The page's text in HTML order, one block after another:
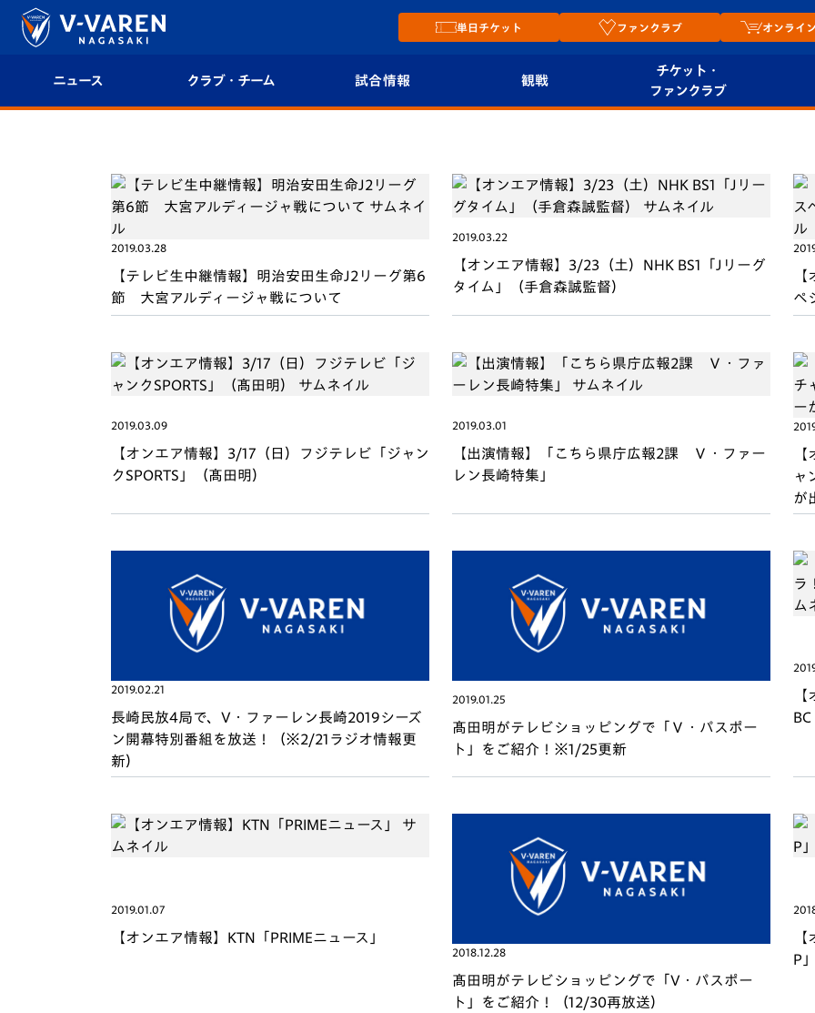
単日チケット ファンクラブ オンライ
ニュース クラブ・チーム
フィロソフィー
エンブレム紹介
選手プロフィール
スタッフプロフィール
チームスケジュール
平和祈念活動
試合情報
試合情報
U-21 Jリーグ関連
フォトギャラリー
スタジアムグルメ
観戦
はじめての観戦ガイ
ド
Revive Team
スタジアムへのアク
ヴィヴィくんの長崎
おもてなしガイド
V-EXPRESS（ユニフ
チケット・
ファンクラブ
シーズンシート
V-LOVERS（ファン
店舗
2019.03.28
【テレビ生中継情報】明治安田生命J2リーグ第6
節 大宮アルディージャ戦について
2019.03.22
【オンエア情報】3/23（土）NHK BS1「Jリーグ
タイム」（手倉森誠監督）
ペ
2019.03.09
【オンエア情報】3/17（日）フジテレビ「ジャン
クSPORTS」（髙田明）
2019.03.01
【出演情報】「こちら県庁広報2課 Ｖ・ファー
レン長崎特集」
ャ
が
2019.02.21
長崎民放4局で、V・ファーレン長崎2019シーズ
ン開幕特別番組を放送！（※2/21ラジオ情報更
新）
2019.01.25
髙田明がテレビショッピングで「Ｖ・パスポー
ト」をご紹介！※1/25更新
2019.01.07
【オンエア情報】KTN「PRIMEニュース」
2018.12.28
髙田明がテレビショッピングで「V・パスポー
ト」をご紹介！（12/30再放送）
P